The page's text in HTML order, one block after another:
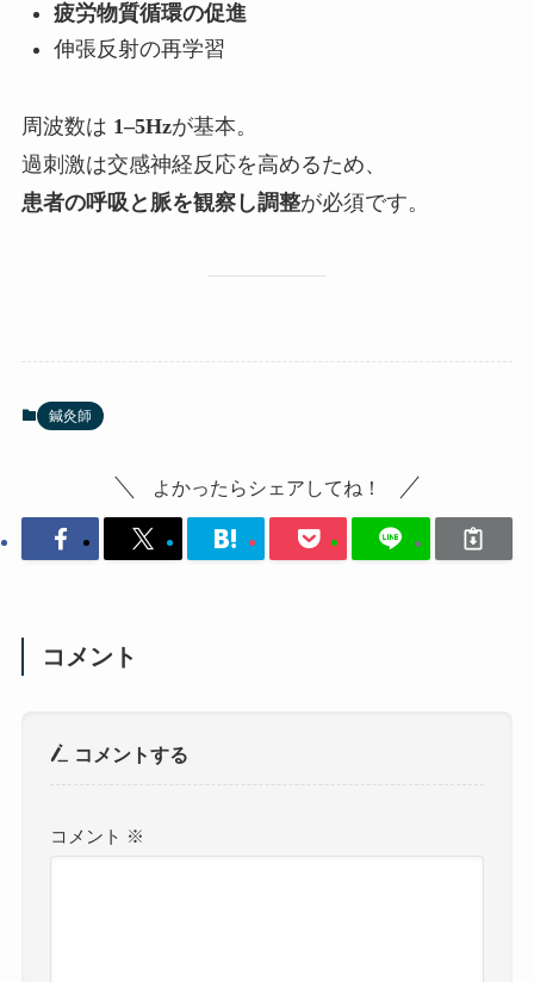
疲労物質循環の促進
伸張反射の再学習
周波数は 1–5Hzが基本。
過刺激は交感神経反応を高めるため、
患者の呼吸と脈を観察し調整が必須です。
鍼灸師
よかったらシェアしてね！
コメント
コメントする
コメント ※